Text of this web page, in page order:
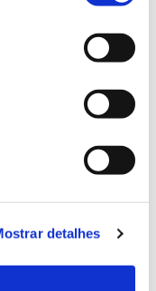
detalhes
das-espigas: